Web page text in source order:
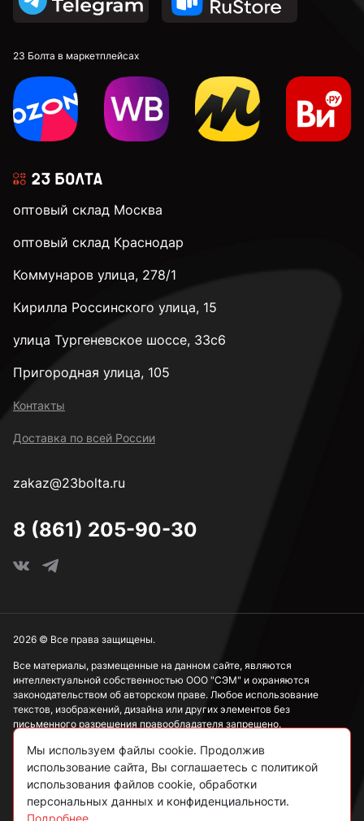
20 мм
22 мм
32 мм
35 мм
23 Болта в маркетплейсах
оптовый склад Москва
оптовый склад Краснодар
Коммунаров улица, 278/1
Кирилла Россинского улица, 15
улица Тургеневское шоссе, 33с6
Пригородная улица, 105
Контакты
Доставка по всей России
zakaz@23bolta.ru
8 (861) 205-90-30
Все материалы, размещенные на данном сайте, являются
интеллектуальной собственностью ООО "СЭМ" и охраняются
законодательством об авторском праве. Любое использование
текстов, изображений, дизайна или других элементов без
письменного разрешения правообладателя запрещено.
Информация, представленная на сайте, носит исключительно
ознакомительный характер и не может рассматриваться как
публичная оферта в соответствии со ст. 437 ГК РФ.
2026 © Все права защищены.
Мы используем файлы cookie. Продолжив
использование сайта, Вы соглашаетесь с политикой
использования файлов cookie, обработки
персональных данных и конфиденциальности.
Подробнее